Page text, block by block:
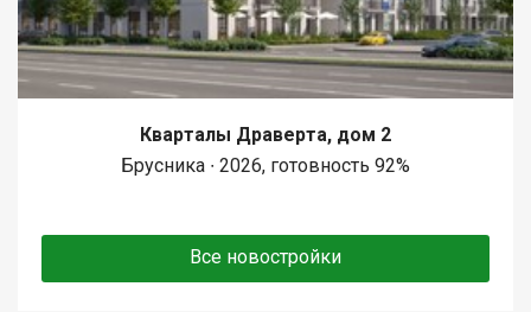
Кварталы Драверта, дом 2
Брусника ∙ 2026, готовность 92%
Все новостройки